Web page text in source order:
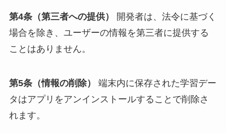
第4条（第三者への提供）
開発者は、法令に基づく
場合を除き、ユーザーの情報を第三者に提供する
ことはありません。
第5条（情報の削除）
端末内に保存された学習デー
タはアプリをアンインストールすることで削除さ
れます。